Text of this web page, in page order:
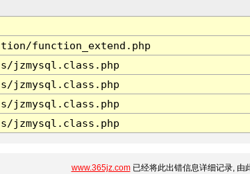
function_extend.php
jzmysql.class.php
jzmysql.class.php
jzmysql.class.php
jzmysql.class.php
www.365jz.com已经将此出错信息详细记录, 由